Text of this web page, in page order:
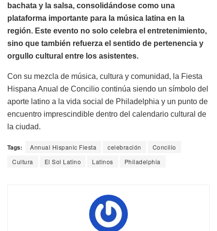
bachata y la salsa, consolidándose como una
plataforma importante para la música latina en la
región. Este evento no solo celebra el entretenimiento,
sino que también refuerza el sentido de pertenencia y
orgullo cultural entre los asistentes.
Con su mezcla de música, cultura y comunidad, la Fiesta
Hispana Anual de Concilio continúa siendo un símbolo del
aporte latino a la vida social de Philadelphia y un punto de
encuentro imprescindible dentro del calendario cultural de
la ciudad.
Tags: Annual Hispanic Fiesta celebración
Concilio
Cultura
El Sol Latino Latinos Philadelphia